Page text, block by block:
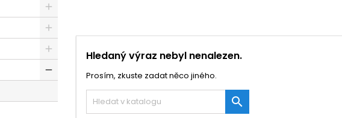
Hledaný výraz nebyl nenalezen.
Prosím, zkuste zadat něco jiného.
